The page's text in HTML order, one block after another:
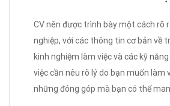
CV nên được trình bày một cách rõ
nghiệp, với các thông tin cơ bản về
kinh nghiệm làm việc và các kỹ
việc cần nêu rõ lý do bạn muốn làm
những đóng góp mà bạn có thể